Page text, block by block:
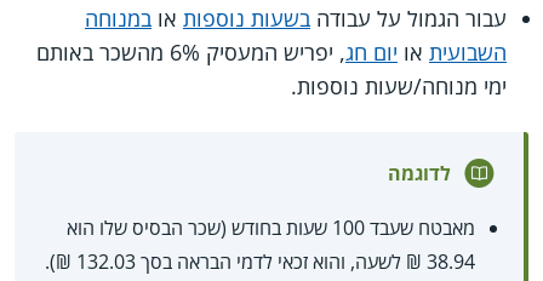
עבור הגמול על עבודה בשעות נוספות או במנוחה
השבועית או יום חג
, יפריש המעסיק 6% מהשכר באותם
ימי מנוחה/שעות נוספות.
לדוגמה
מאבטח שעבד 100 שעות בחודש (שכר הבסיס שלו הוא
38.94 ₪ לשעה, והוא זכאי לדמי הבראה בסך 132.03 ₪).